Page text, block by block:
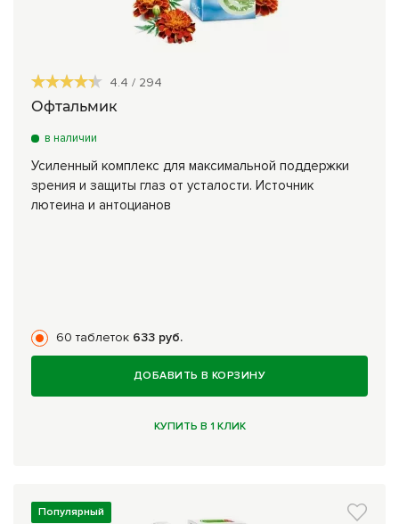
4.4 / 294
Офтальмик
в наличии
Усиленный комплекс для максимальной поддержки
зрения и защиты глаз от усталости. Источник
лютеина и антоцианов
60 таблеток 633 руб.
ДОБАВИТЬ В КОРЗИНУ
КУПИТЬ В 1 КЛИК
Популярный